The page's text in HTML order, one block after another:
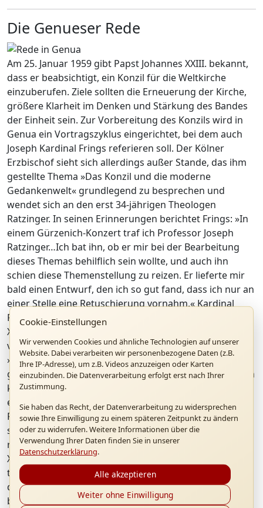
Die Genueser Rede
Am 25. Januar 1959 gibt Papst Johannes XXIII. bekannt,
dass er beabsichtigt, ein Konzil für die Weltkirche
einzuberufen. Ziele sollten die Erneuerung der Kirche,
größere Klarheit im Denken und Stärkung des Bandes
der Einheit sein. Zur Vorbereitung des Konzils wird in
Genua ein Vortragszyklus eingerichtet, bei dem auch
Joseph Kardinal Frings referieren soll. Der Kölner
Erzbischof sieht sich allerdings außer Stande, das ihm
gestellte Thema »Das Konzil und die moderne
Gedankenwelt« grundlegend zu besprechen und
wendet sich an den erst 34-jährigen Theologen
Ratzinger. In seinen Erinnerungen berichtet Frings: »In
einem Gürzenich-Konzert traf ich Professor Joseph
Ratzinger…Ich bat ihn, ob er mir bei der Bearbeitung
dieses Themas behilflich sein wollte, und auch ihn
schien diese Themenstellung zu reizen. Er lieferte mir
bald einen Entwurf, den ich so gut fand, dass ich nur an
einer Stelle eine Retuschierung vornahm.« Kardinal
Frings, wegen der Genueser Rede zu Papst Johannes
XXIII. bestellt, stellt wider Erwarten fest, dass der Papst
von den »schönen Ausführungen« begeistert ist:
»Lieber Cardinale, Sie haben all das gesagt, was ich
gedacht habe und sagen wollte, selbst aber nicht sagen
konnte.« Auf den Hinweis, der Vortrag stamme
eigentlich nicht von ihm selbst, sondern von Professor
Ratzinger, habe der Papst geantwortet: Auch er müsse
sich Texte erarbeiten lassen. Es komme darauf an, die
richtigen Berater zu finden. Das Gespräch mit Johannes
XXIII. ermutigt Kardinal Frings, Joseph Ratzinger als
theologischen Berater für die anstehende Bearbeitung
der dogmatischen Texte in der Zentralkommission
beizuziehen.
Cookie-Einstellungen
Wir verwenden Cookies und ähnliche Technologien auf unserer
Website. Dabei verarbeiten wir personenbezogene Daten (z.B.
Ihre IP-Adresse), um z.B. Videos anzuzeigen oder Karten
einzubinden. Die Datenverarbeitung erfolgt erst nach Ihrer
Zustimmung.
Sie haben das Recht, der Datenverarbeitung zu widersprechen
sowie Ihre Einwilligung zu einem späteren Zeitpunkt zu ändern
oder zu widerrufen. Weitere Informationen über die
Verwendung Ihrer Daten finden Sie in unserer
Datenschutzerklärung.
Alle akzeptieren
Weiter ohne Einwilligung